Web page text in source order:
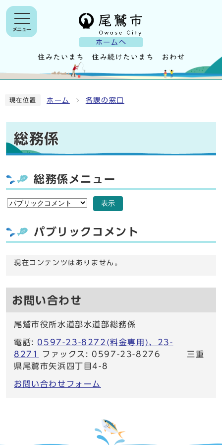
ホームへ
メニュー
現在位置 ホーム 各課の窓口
総務係
総務係メニュー
表示
パブリックコメント
現在コンテンツはありません。
お問い合わせ
尾鷲市役所水道部水道部総務係
電話: 0597-23-8272(料金専用)、23-
8271
ファックス: 0597-23-8276 三重
県尾鷲市矢浜四丁目4-8
お問い合わせフォーム